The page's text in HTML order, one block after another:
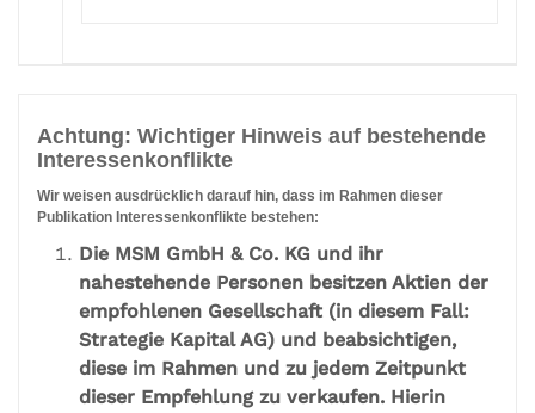
Achtung: Wichtiger Hinweis auf bestehende
Interessenkonflikte
Wir weisen ausdrücklich darauf hin, dass im Rahmen dieser
Publikation Interessenkonflikte bestehen:
Die MSM GmbH & Co. KG und ihr
nahestehende Personen besitzen Aktien der
empfohlenen Gesellschaft (in diesem Fall:
Strategie Kapital AG) und beabsichtigen,
diese im Rahmen und zu jedem Zeitpunkt
dieser Empfehlung zu verkaufen. Hierin